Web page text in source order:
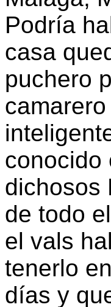
Podría
casa
puchero
conocido
dichosos
de todo
el vals
tenerlo
días y